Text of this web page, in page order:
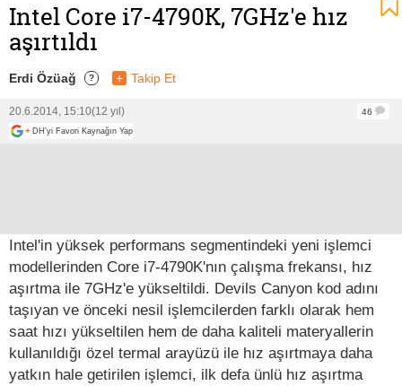
Intel Core i7-4790K, 7GHz'e hız
aşırtıldı
Erdi Özüağ ? + Takip Et
20.6.2014, 15:10(12 yıl)
46
+ DH'yi Favori Kaynağın Yap
Intel'in yüksek performans segmentindeki yeni işlemci
modellerinden Core i7-4790K'nın çalışma frekansı, hız
aşırtma ile 7GHz'e yükseltildi. Devils Canyon kod adını
taşıyan ve önceki nesil işlemcilerden farklı olarak hem
saat hızı yükseltilen hem de daha kaliteli materyallerin
kullanıldığı özel termal arayüzü ile hız aşırtmaya daha
yatkın hale getirilen işlemci, ilk defa ünlü hız aşırtma